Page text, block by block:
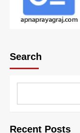
Search
Recent Posts